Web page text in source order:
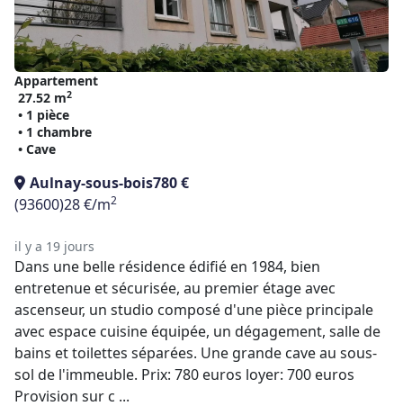
Appartement
27.52 m2
• 1 pièce
• 1 chambre
• Cave
Aulnay-sous-bois780 €
(93600)28 €/m2
il y a 19 jours
Dans une belle résidence édifié en 1984, bien
entretenue et sécurisée, au premier étage avec
ascenseur, un studio composé d'une pièce principale
avec espace cuisine équipée, un dégagement, salle de
bains et toilettes séparées. Une grande cave au sous-
sol de l'immeuble. Prix: 780 euros loyer: 700 euros
Provision sur c ...